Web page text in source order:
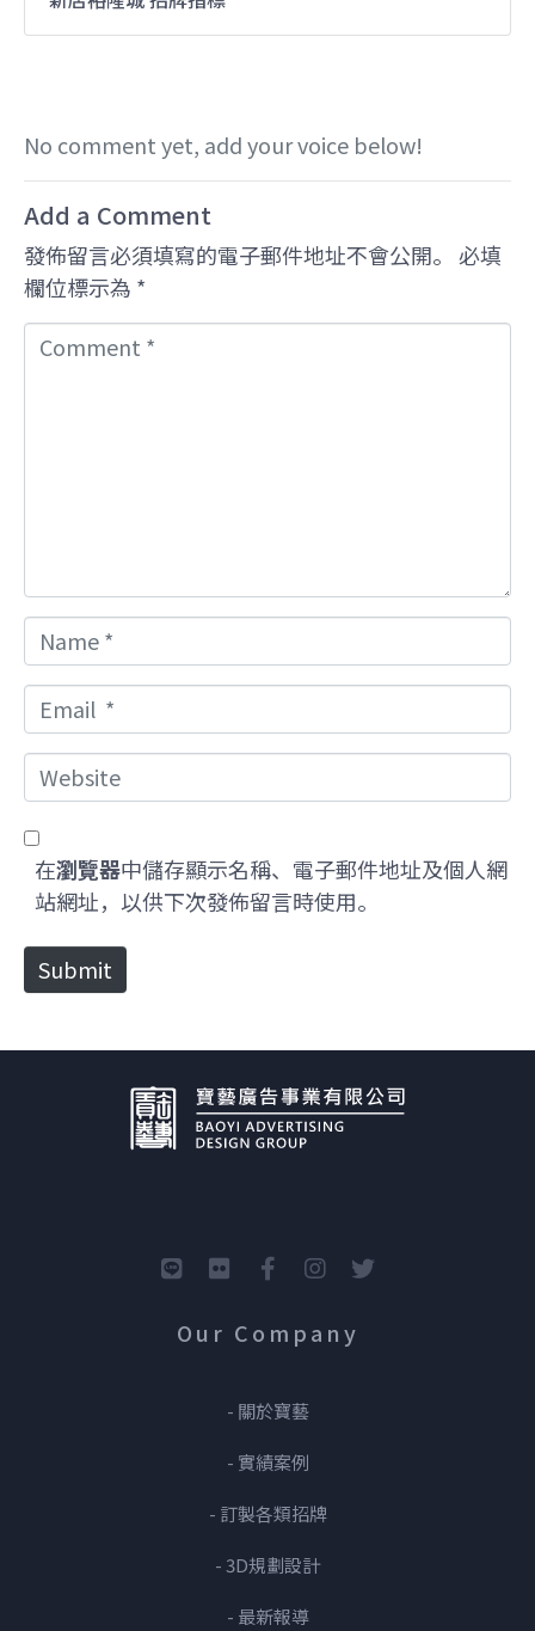
No comment yet, add your voice below!
Add a Comment
發佈留言必須填寫的電子郵件地址不會公開。 必填
欄位標示為 *
C
N
a
m
e
*
E
m
a
i
l
W
e
b
e
在瀏覽器中儲存顯示名稱、電子郵件地址及個人網
站網址，以供下次發佈留言時使用。
Submit
Our Company
- 關於寶藝
- 實績案例
- 訂製各類招牌
- 3D規劃設計
- 最新報導